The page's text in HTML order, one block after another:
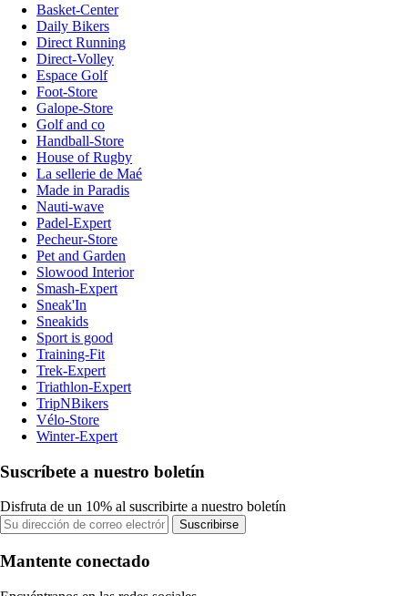
Basket-Center
Daily Bikers
Direct Running
Direct-Volley
Espace Golf
Foot-Store
Galope-Store
Golf and co
Handball-Store
House of Rugby
La sellerie de Maé
Made in Paradis
Nauti-wave
Padel-Expert
Pecheur-Store
Pet and Garden
Slowood Interior
Smash-Expert
Sneak'In
Sneakids
Sport is good
Training-Fit
Trek-Expert
Triathlon-Expert
TripNBikers
Vélo-Store
Winter-Expert
Suscríbete a nuestro boletín
Disfruta de un 10% al suscribirte a nuestro boletín
Suscribirse
Mantente conectado